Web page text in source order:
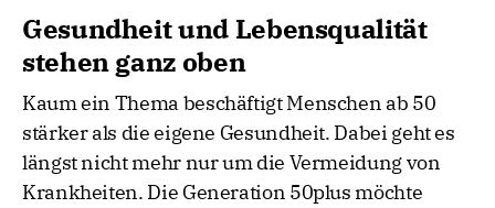
Gesundheit und Lebensqualität
stehen ganz oben
Kaum ein Thema beschäftigt Menschen ab 50
stärker als die eigene Gesundheit. Dabei geht es
längst nicht mehr nur um die Vermeidung von
Krankheiten. Die Generation 50plus möchte